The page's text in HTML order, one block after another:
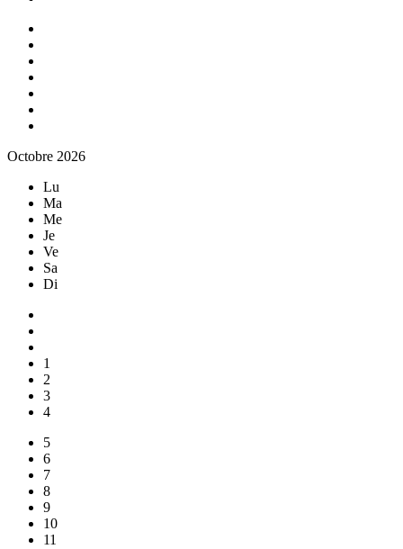
Octobre 2026
Lu
Ma
Me
Je
Ve
Sa
Di
1
2
3
4
5
6
7
8
9
10
11